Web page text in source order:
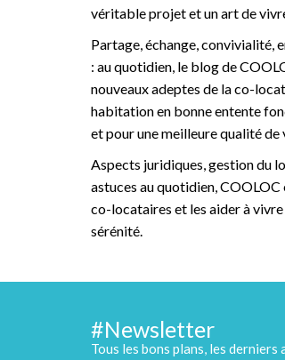
véritable projet et un art de
Partage, échange, convivialité,
: au quotidien, le blog de
nouveaux adeptes de la co-
habitation en bonne entente
et pour une meilleure qualité de
Aspects juridiques, gestion du
astuces au quotidien, COOLOC
co-locataires et les aider à
sérénité.
#Newsletter
Tous les bons plans, les